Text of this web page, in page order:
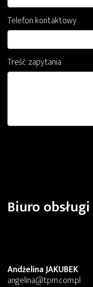
Telefon kontaktowy
Treść zapytania
Biuro
Andżelina JAKUBEK
angelina@tpm.com.pl